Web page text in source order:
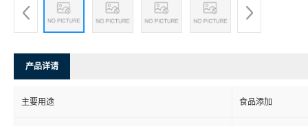
产品详请
主要用途 食品添加